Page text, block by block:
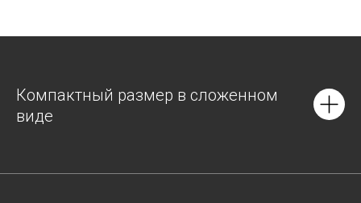
Компактный размер в сложенном
виде